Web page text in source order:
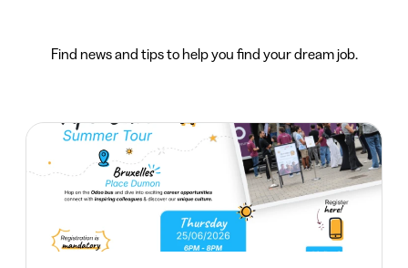
Find news and tips to help you find your dream job.